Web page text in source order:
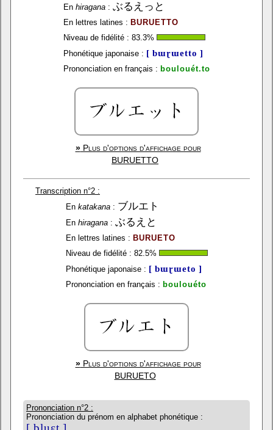
En hiragana: ぶるえっと
En lettres latines : BURUETTO
Niveau de fidélité : 83.3%
Phonétique japonaise : [ bɯɽɯetto ]
Prononciation en français : boulouét.to
»Plus d'options d'affichage pour
BURUETTO
Transcription n°2 :
En katakana: ブルエト
En hiragana: ぶるえと
En lettres latines : BURUETO
Niveau de fidélité : 82.5%
Phonétique japonaise : [ bɯɽɯeto ]
Prononciation en français : boulouéto
»Plus d'options d'affichage pour
BURUETO
Prononciation n°2 :
Prononciation du prénom en alphabet phonétique :